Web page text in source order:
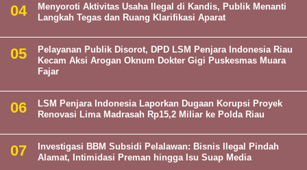
Menyoroti Aktivitas Usaha Ilegal di Kandis, Publik Menanti
Langkah Tegas dan Ruang Klarifikasi Aparat
Pelayanan Publik Disorot, DPD LSM Penjara Indonesia Riau
Kecam Aksi Arogan Oknum Dokter Gigi Puskesmas Muara
Fajar
LSM Penjara Indonesia Laporkan Dugaan Korupsi Proyek
Renovasi Lima Madrasah Rp15,2 Miliar ke Polda Riau
Investigasi BBM Subsidi Pelalawan: Bisnis Ilegal Pindah
Alamat, Intimidasi Preman hingga Isu Suap Media